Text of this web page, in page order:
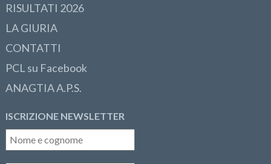
RISULTATI 2026
LA GIURIA
CONTATTI
PCL su Facebook
ANAGTIA A.P.S.
ISCRIZIONE NEWSLETTER